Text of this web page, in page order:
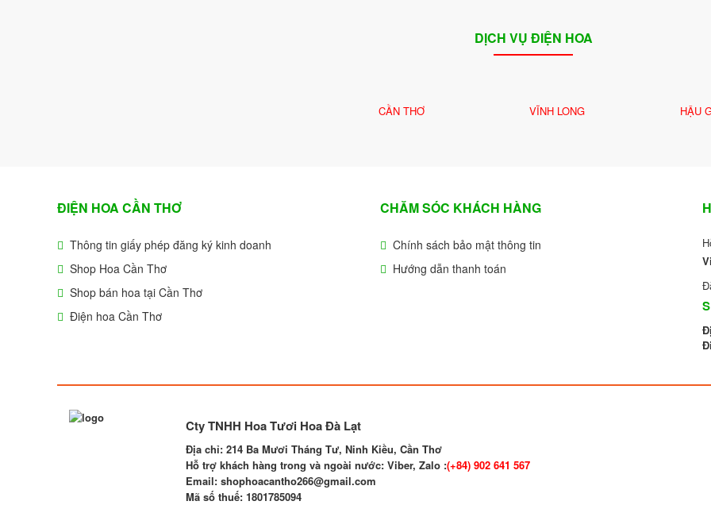
DỊCH VỤ ĐIỆN HOA
CẦN THƠ VĨNH LONG HẬU
ĐIỆN HOA CẦN THƠ
Thông tin giấy phép đăng ký kinh doanh
Shop Hoa Cần Thơ
Shop bán hoa tại Cần Thơ
Điện hoa Cần Thơ
CHĂM SÓC KHÁCH HÀNG
Chính sách bảo mật thông tin
Hướng dẫn thanh toán
Cty TNHH Hoa Tươi Hoa Đà Lạt
Địa chỉ: 214 Ba Mươi Tháng Tư, Ninh Kiều, Cần Thơ
Hỗ trợ khách hàng trong và ngoài nước: Viber, Zalo :(+84) 902 641 567
Email: shophoacantho266@gmail.com
Mã số thuế: 1801785094